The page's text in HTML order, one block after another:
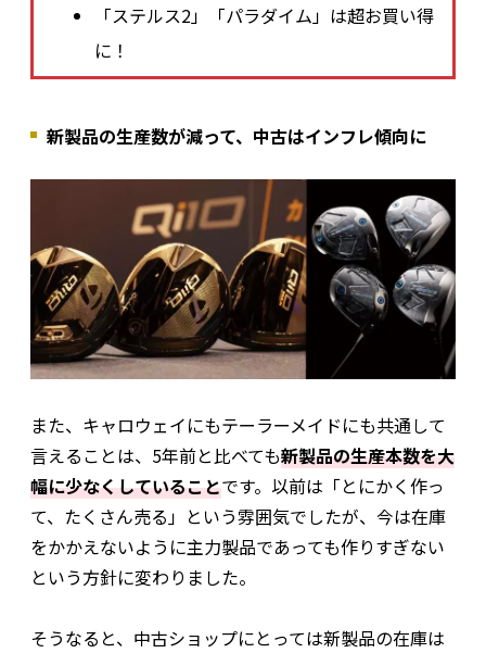
「ステルス2」「パラダイム」は超お買い得
に！
新製品の生産数が減って、中古はインフレ傾向に
また、キャロウェイにもテーラーメイドにも共通して
言えることは、5年前と比べても新製品の生産本数を大
幅に少なくしていることです。以前は「とにかく作っ
て、たくさん売る」という雰囲気でしたが、今は在庫
をかかえないように主力製品であっても作りすぎない
という方針に変わりました。
そうなると、中古ショップにとっては新製品の在庫は